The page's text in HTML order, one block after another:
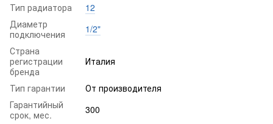
Тип радиатора
12
Диаметр
подключения
1/2"
Страна
регистрации
бренда
Италия
Тип гарантии
От производителя
Гарантийный
срок, мес.
300